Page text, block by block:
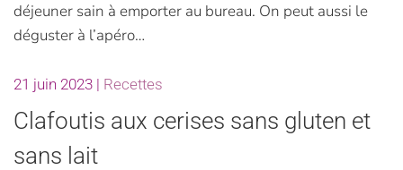
déjeuner sain à emporter au bureau. On peut aussi le
déguster à l’apéro…
21 juin 2023 | Recettes
Clafoutis aux cerises sans gluten et
sans lait